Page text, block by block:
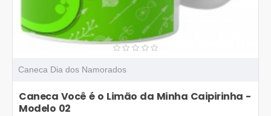
Caneca Dia dos Namorados
Caneca Você é o Limão da Minha Caipirinha -
Modelo 02